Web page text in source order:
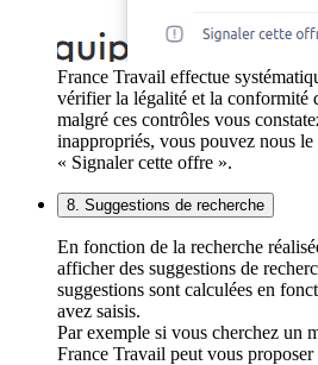
France Travail effectue
vérifier la légalité et la conformité
malgré ces contrôles vous
inappropriés, vous pouvez nous
« Signaler cette offre ».
8. Suggestions de recherche
En fonction de la recherche
afficher des suggestions de
suggestions sont calculées en
avez saisis.
Par exemple si vous cherchez un
France Travail peut vous proposer